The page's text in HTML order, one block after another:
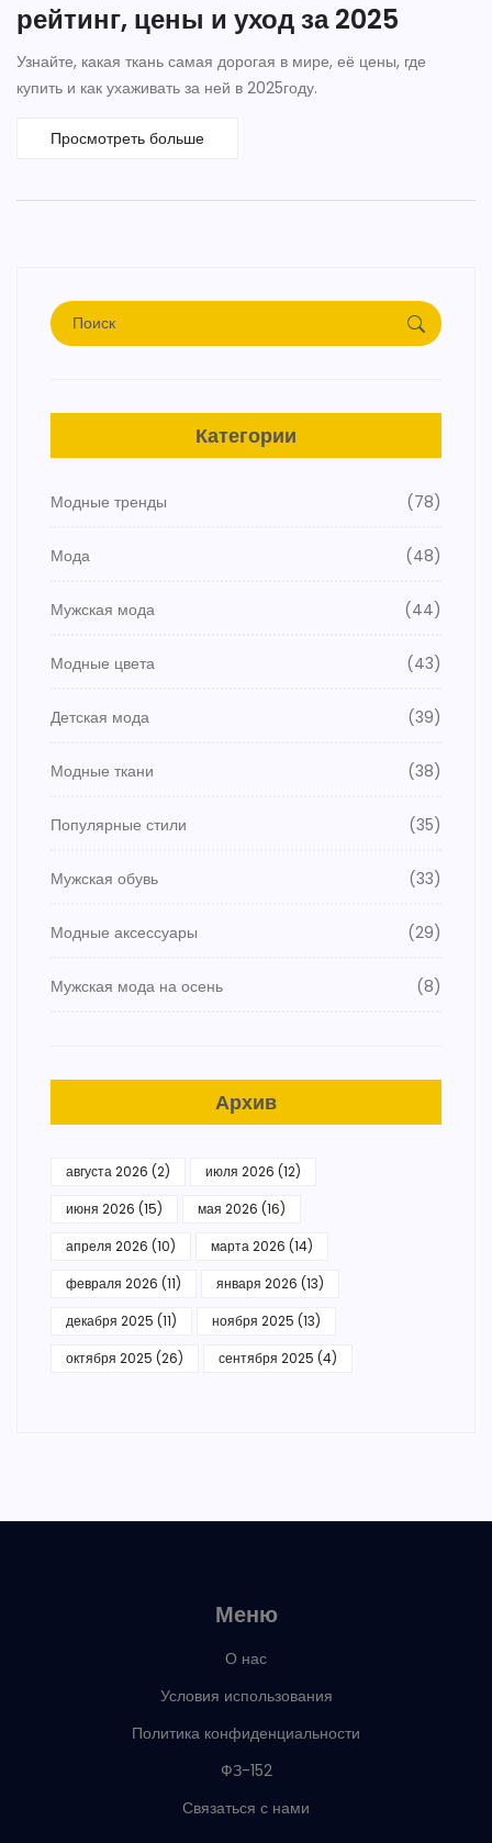
рейтинг, цены и уход за 2025
Узнайте, какая ткань самая дорогая в мире, её цены, где
купить и как ухаживать за ней в 2025году.
Просмотреть больше
Категории
Модные тренды (78)
Мода (48)
Мужская мода (44)
Модные цвета (43)
Детская мода (39)
Модные ткани (38)
Популярные стили (35)
Мужская обувь (33)
Модные аксессуары (29)
Мужская мода на осень (8)
Архив
августа 2026 (2) июля 2026 (12)
июня 2026 (15) мая 2026 (16)
апреля 2026 (10) марта 2026 (14)
февраля 2026 (11) января 2026 (13)
декабря 2025 (11) ноября 2025 (13)
октября 2025 (26) сентября 2025 (4)
Меню
О нас
Условия использования
Политика конфиденциальности
ФЗ-152
Связаться с нами